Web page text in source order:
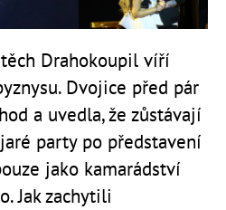
Drahokoupil víří
Dvojice před pár
a uvedla, že zůstávají
party po představení
jako kamarádství
Jak zachytili